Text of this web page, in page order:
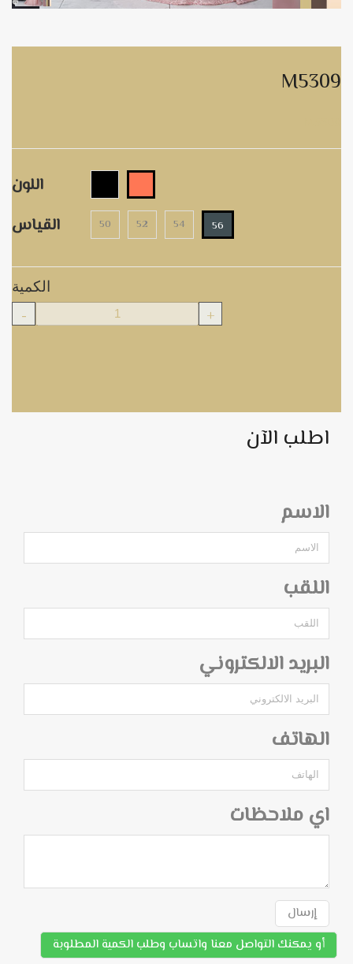
M5309
اللون
القياس
50 52 54 56
الكمية
- +
اطلب الآن
الاسم
اللقب
البريد الالكتروني
الهاتف
اي ملاحظات
إرسال
أو يمكنك التواصل معنا واتساب وطلب الكمية المطلوبة